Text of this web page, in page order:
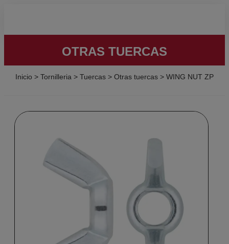
OTRAS TUERCAS
Inicio > Tornilleria > Tuercas > Otras tuercas > WING NUT ZP